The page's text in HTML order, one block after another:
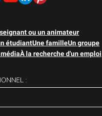
ou un animateur
étudiantUne familleUn groupe
médiaÀ la recherche d'un emploi
: